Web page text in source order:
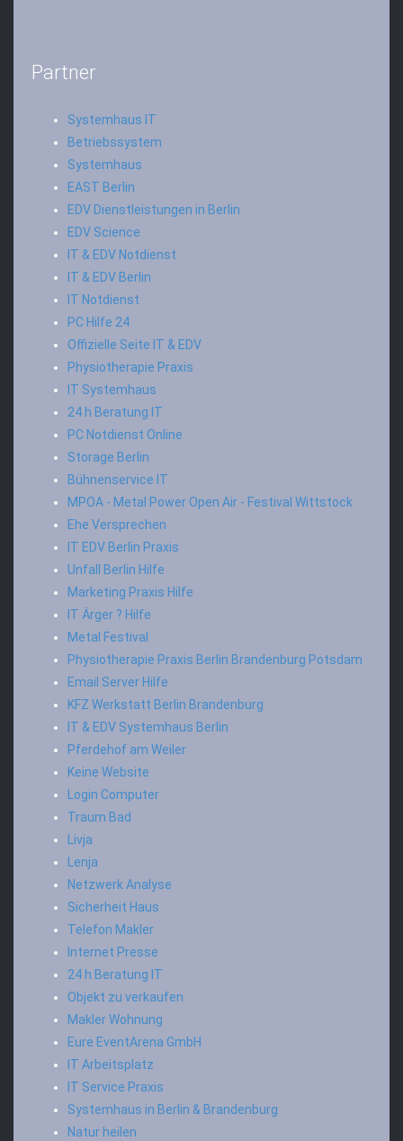
Partner
Systemhaus IT
Betriebssystem
Systemhaus
EAST Berlin
EDV Dienstleistungen in Berlin
EDV Science
IT & EDV Notdienst
IT & EDV Berlin
IT Notdienst
PC Hilfe 24
Offizielle Seite IT & EDV
Physiotherapie Praxis
IT Systemhaus
24 h Beratung IT
PC Notdienst Online
Storage Berlin
Bühnenservice IT
MPOA - Metal Power Open Air - Festival Wittstock
Ehe Versprechen
IT EDV Berlin Praxis
Unfall Berlin Hilfe
Marketing Praxis Hilfe
IT Ärger ? Hilfe
Metal Festival
Physiotherapie Praxis Berlin Brandenburg Potsdam
Email Server Hilfe
KFZ Werkstatt Berlin Brandenburg
IT & EDV Systemhaus Berlin
Pferdehof am Weiler
Keine Website
Login Computer
Traum Bad
Livja
Lenja
Netzwerk Analyse
Sicherheit Haus
Telefon Makler
Internet Presse
24 h Beratung IT
Objekt zu verkaufen
Makler Wohnung
Eure EventArena GmbH
IT Arbeitsplatz
IT Service Praxis
Systemhaus in Berlin & Brandenburg
Natur heilen